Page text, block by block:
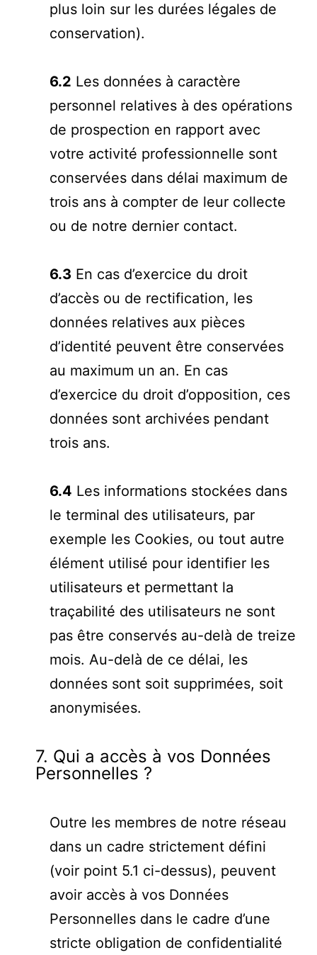
plus loin sur les durées légales de
conservation).
6.2 Les données à caractère
personnel relatives à des opérations
de prospection en rapport avec
votre activité professionnelle sont
conservées dans délai maximum de
trois ans à compter de leur collecte
ou de notre dernier contact.
6.3 En cas d’exercice du droit
d’accès ou de rectification, les
données relatives aux pièces
d’identité peuvent être conservées
au maximum un an. En cas
d’exercice du droit d’opposition, ces
données sont archivées pendant
trois ans.
6.4 Les informations stockées dans
le terminal des utilisateurs, par
exemple les Cookies, ou tout autre
élément utilisé pour identifier les
utilisateurs et permettant la
traçabilité des utilisateurs ne sont
pas être conservés au-delà de treize
mois. Au-delà de ce délai, les
données sont soit supprimées, soit
anonymisées.
7. Qui a accès à vos Données
Personnelles ?
Outre les membres de notre réseau
dans un cadre strictement défini
(voir point 5.1 ci-dessus), peuvent
avoir accès à vos Données
Personnelles dans le cadre d’une
stricte obligation de confidentialité